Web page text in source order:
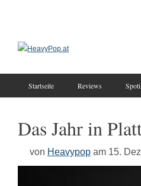
Startseite Reviews
Das Jahr in
von Heavypop am 15.